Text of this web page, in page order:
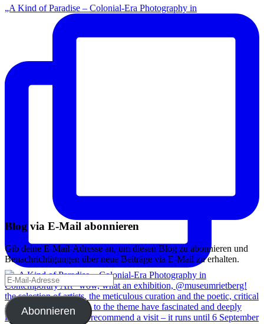
„A Kind of Paradise – Colonial-Era Photography in
Blog via E-Mail abonnieren
Gib deine E-Mail-Adresse an, um diesen Blog zu abonnieren und
Benachrichtigungen über neue Beiträge via E-Mail zu erhalten.
E-
Mail-
Adresse
Abonnieren